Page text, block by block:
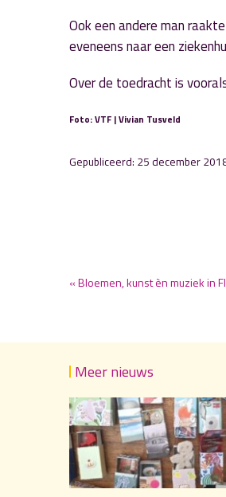
Ook een andere man
eveneens naar een
Over de toedracht is
Foto: VTF | Vivian Tusveld
Gepubliceerd: 25 december
« Bloemen, kunst èn muziek in
Meer nieuws